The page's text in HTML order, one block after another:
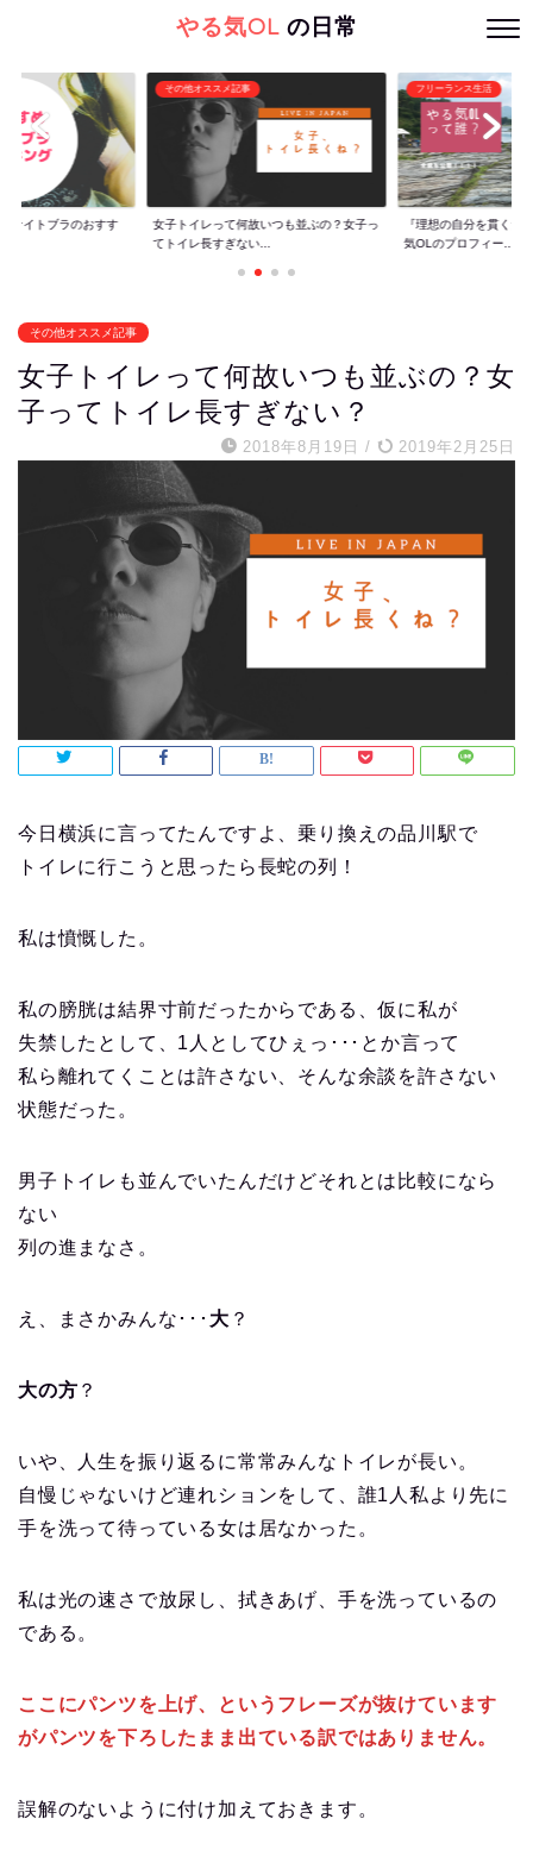
やる気OLの日常
ナイトブラのおすす
その他オススメ記事
女子トイレって何故いつも並ぶの？女子っ
てトイレ長すぎない...
フリーランス生活
『理想の自分を貫くた
気OLのプロフィー...
その他オススメ記事
女子トイレって何故いつも並ぶの？女
子ってトイレ長すぎない？
2018年8月19日 / 2019年2月25日
今日横浜に言ってたんですよ、乗り換えの品川駅で
トイレに行こうと思ったら長蛇の列！
私は憤慨した。
私の膀胱は結界寸前だったからである、仮に私が
失禁したとして、1人としてひぇっ･･･とか言って
私ら離れてくことは許さない、そんな余談を許さない
状態だった。
男子トイレも並んでいたんだけどそれとは比較になら
ない
列の進まなさ。
え、まさかみんな･･･ 大 ？
大の方 ？
いや、人生を振り返るに常常みんなトイレが長い。
自慢じゃないけど連れションをして、誰1人私より先に
手を洗って待っている女は居なかった。
私は光の速さで放尿し、拭きあげ、手を洗っているの
である。
ここにパンツを上げ、というフレーズが抜けています
がパンツを下ろしたまま出ている訳ではありません。
誤解のないように付け加えておきます。